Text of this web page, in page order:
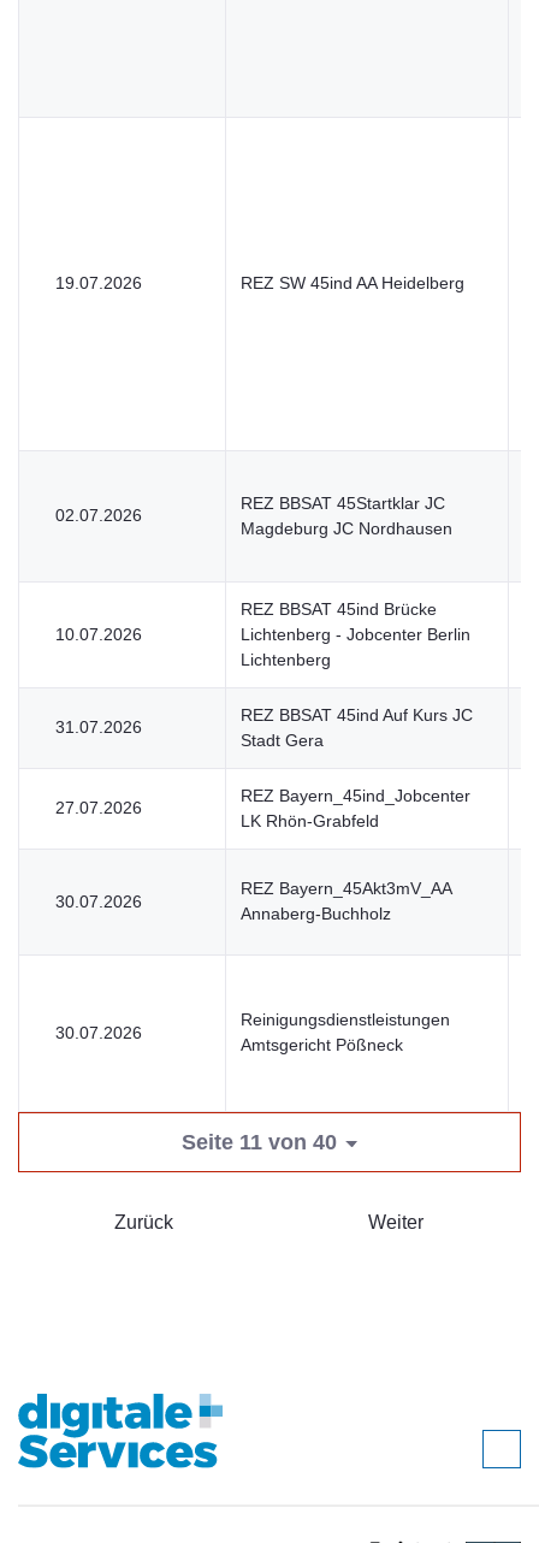
19.07.2026 REZ SW 45ind AA Heidelberg
02.07.2026
REZ BBSAT 45Startklar JC
Magdeburg JC Nordhausen
10.07.2026
REZ BBSAT 45ind Brücke
Lichtenberg - Jobcenter Berlin
Lichtenberg
31.07.2026
REZ BBSAT 45ind Auf Kurs JC
Stadt Gera
27.07.2026
REZ Bayern_45ind_Jobcenter
LK Rhön-Grabfeld
30.07.2026
REZ Bayern_45Akt3mV_AA
Annaberg-Buchholz
30.07.2026
Reinigungsdienstleistungen
Amtsgericht Pößneck
Seite 11 von 40
Zurück Weiter